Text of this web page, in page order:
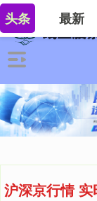
沪深京行情
头条 最新